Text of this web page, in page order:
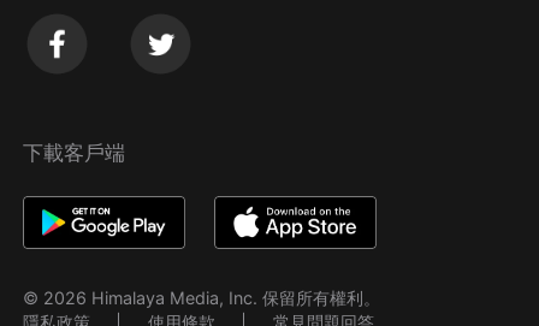
下載客戶端
© 2026 Himalaya Media, Inc. 保留所有權利。
隱私政策
使用條款 常見問題回答